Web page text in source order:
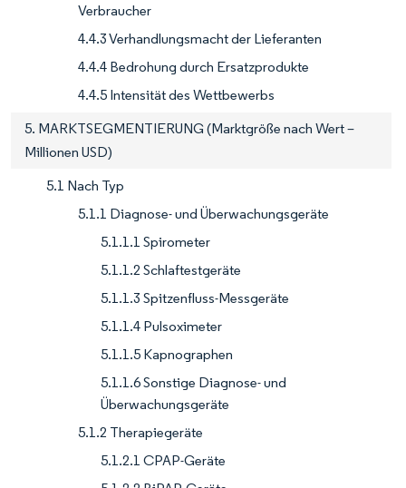
Verbraucher
4.4.3 Verhandlungsmacht der Lieferanten
4.4.4 Bedrohung durch Ersatzprodukte
4.4.5 Intensität des Wettbewerbs
5. MARKTSEGMENTIERUNG (Marktgröße nach Wert –
Millionen USD)
5.1 Nach Typ
5.1.1 Diagnose- und Überwachungsgeräte
5.1.1.1 Spirometer
5.1.1.2 Schlaftestgeräte
5.1.1.3 Spitzenfluss-Messgeräte
5.1.1.4 Pulsoximeter
5.1.1.5 Kapnographen
5.1.1.6 Sonstige Diagnose- und
Überwachungsgeräte
5.1.2 Therapiegeräte
5.1.2.1 CPAP-Geräte